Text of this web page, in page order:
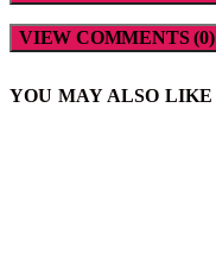
VIEW COMMENTS (0)
YOU MAY ALSO LIKE